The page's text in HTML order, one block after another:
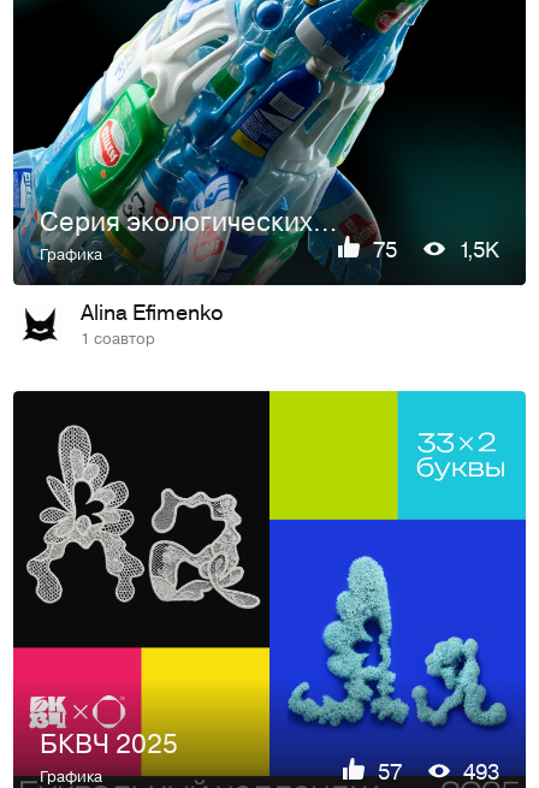
Серия экологических плакатов
Графика 75 1,5K
Alina Efimenko
1 соавтор
БКВЧ 2025
Графика 57 493